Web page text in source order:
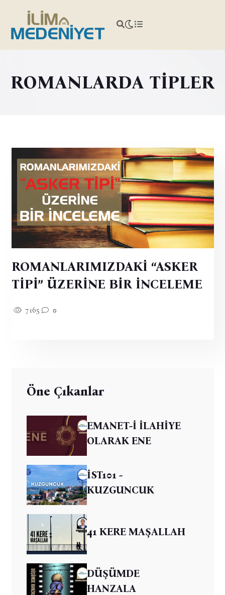
ROMANLARDA TİPLER
ROMANLARIMIZDAKİ “ASKER
TİPİ” ÜZERİNE BİR İNCELEME
7165 0
Öne Çıkanlar
EMANET-İ İLAHİYE
OLARAK ENE
İST101 -
KUZGUNCUK
41 KERE MAŞALLAH
DÜŞÜMDE
HANZALA